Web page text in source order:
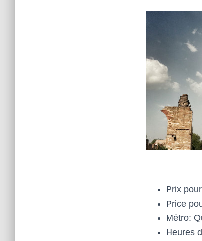
Prix
Price
Métro:
Heures